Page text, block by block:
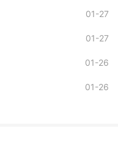
01-27
01-27
01-26
01-26